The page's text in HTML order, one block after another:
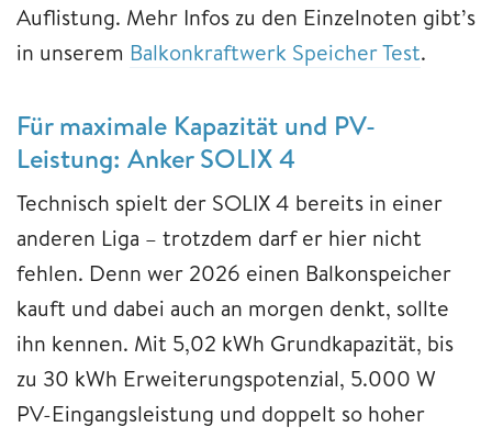
Auflistung. Mehr Infos zu den Einzelnoten gibt’s
in unserem Balkonkraftwerk Speicher Test.
Für maximale Kapazität und PV-
Leistung: Anker SOLIX 4
Technisch spielt der SOLIX 4 bereits in einer
anderen Liga – trotzdem darf er hier nicht
fehlen. Denn wer 2026 einen Balkonspeicher
kauft und dabei auch an morgen denkt, sollte
ihn kennen. Mit 5,02 kWh Grundkapazität, bis
zu 30 kWh Erweiterungspotenzial, 5.000 W
PV-Eingangsleistung und doppelt so hoher